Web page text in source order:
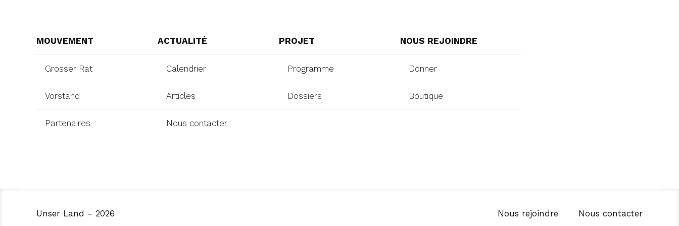
MOUVEMENT
Grosser Rat
Vorstand
Partenaires
ACTUALITÉ
Calendrier
Articles
Nous contacter
PROJET
Programme
Dossiers
NOUS REJOINDRE
Donner
Boutique
Unser Land - 2026 Nous rejoindre Nous contacter